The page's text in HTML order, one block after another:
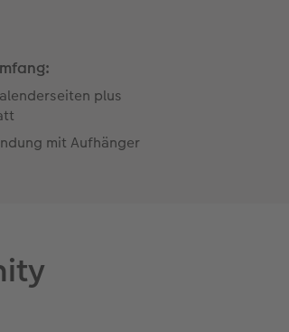
plus
mit Aufhänger